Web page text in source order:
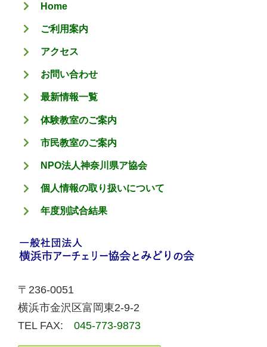
ー
Home
ご利用案内
アクセス
お問い合わせ
最新情報一覧
体験教室のご案内
市民教室のご案内
NPO法人神奈川県ア協会
個人情報の取り扱いについて
年度別試合結果
〒236-0051
横浜市金沢区富岡東2-9-2
TEL FAX: 045-773-9873